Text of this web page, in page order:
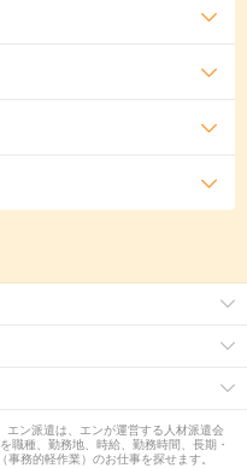
ン派遣は、エンが運営する人材派遣会
職種、勤務地、時給、勤務時間、長期・
務的軽作業）のお仕事を探せます。